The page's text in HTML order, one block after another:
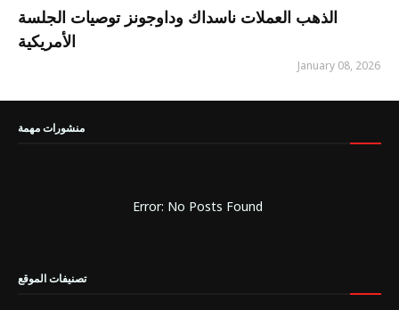
الذهب العملات ناسداك وداوجونز توصيات الجلسة
الأمريكية
January 08, 2026
منشورات مهمة
Error: No Posts Found
تصنيفات الموقع